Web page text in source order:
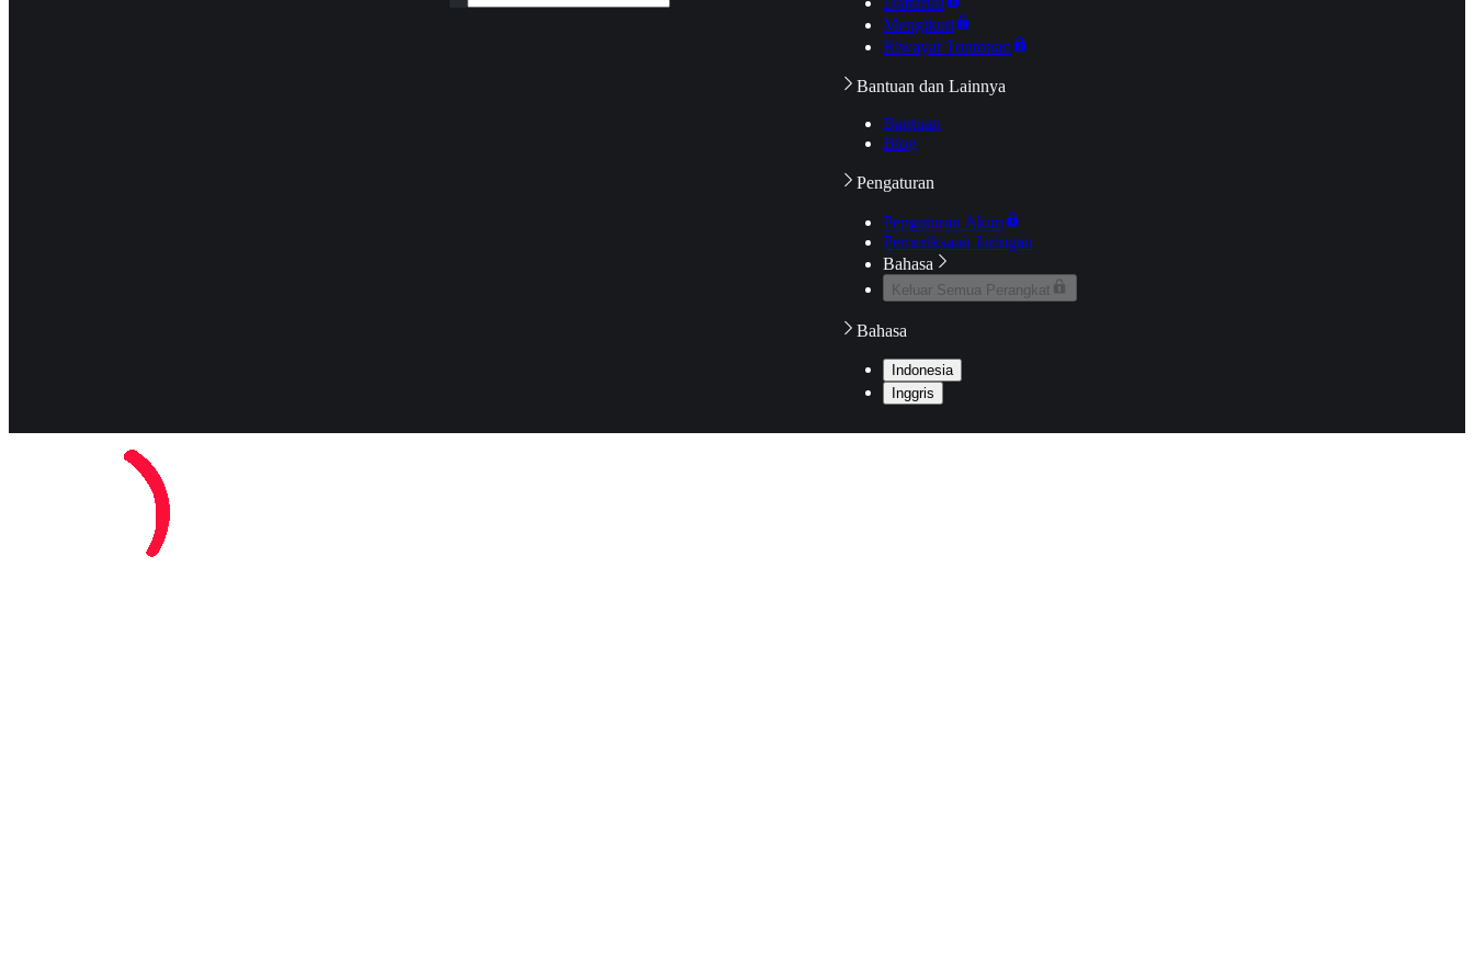
Mengikuti
Riwayat Tontonan
Bantuan dan Lainnya
Bantuan
Blog
Pengaturan
Pengaturan Akun
Pemeriksaan Jaringan
Bahasa
Keluar Semua Perangkat
Bahasa
Indonesia
Inggris